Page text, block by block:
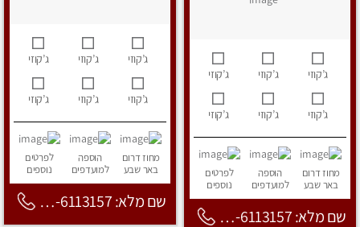
ג’קוזי ג’קוזי ג’קוזי
ג’קוזי ג’קוזי ג’קוזי
מחוז דרום
באר שבע
הוספה
למועדפים
לפרטים
נוספים
שם מלא: 053-6113157
ג’קוזי ג’קוזי ג’קוזי
ג’קוזי ג’קוזי ג’קוזי
מחוז דרום
באר שבע
הוספה
למועדפים
לפרטים
נוספים
שם מלא: 053-6113157